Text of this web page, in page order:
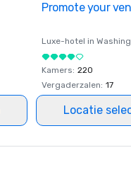
Promote your
Luxe-hotel in
Kamers: 220
Vergaderzalen: 17
Locatie